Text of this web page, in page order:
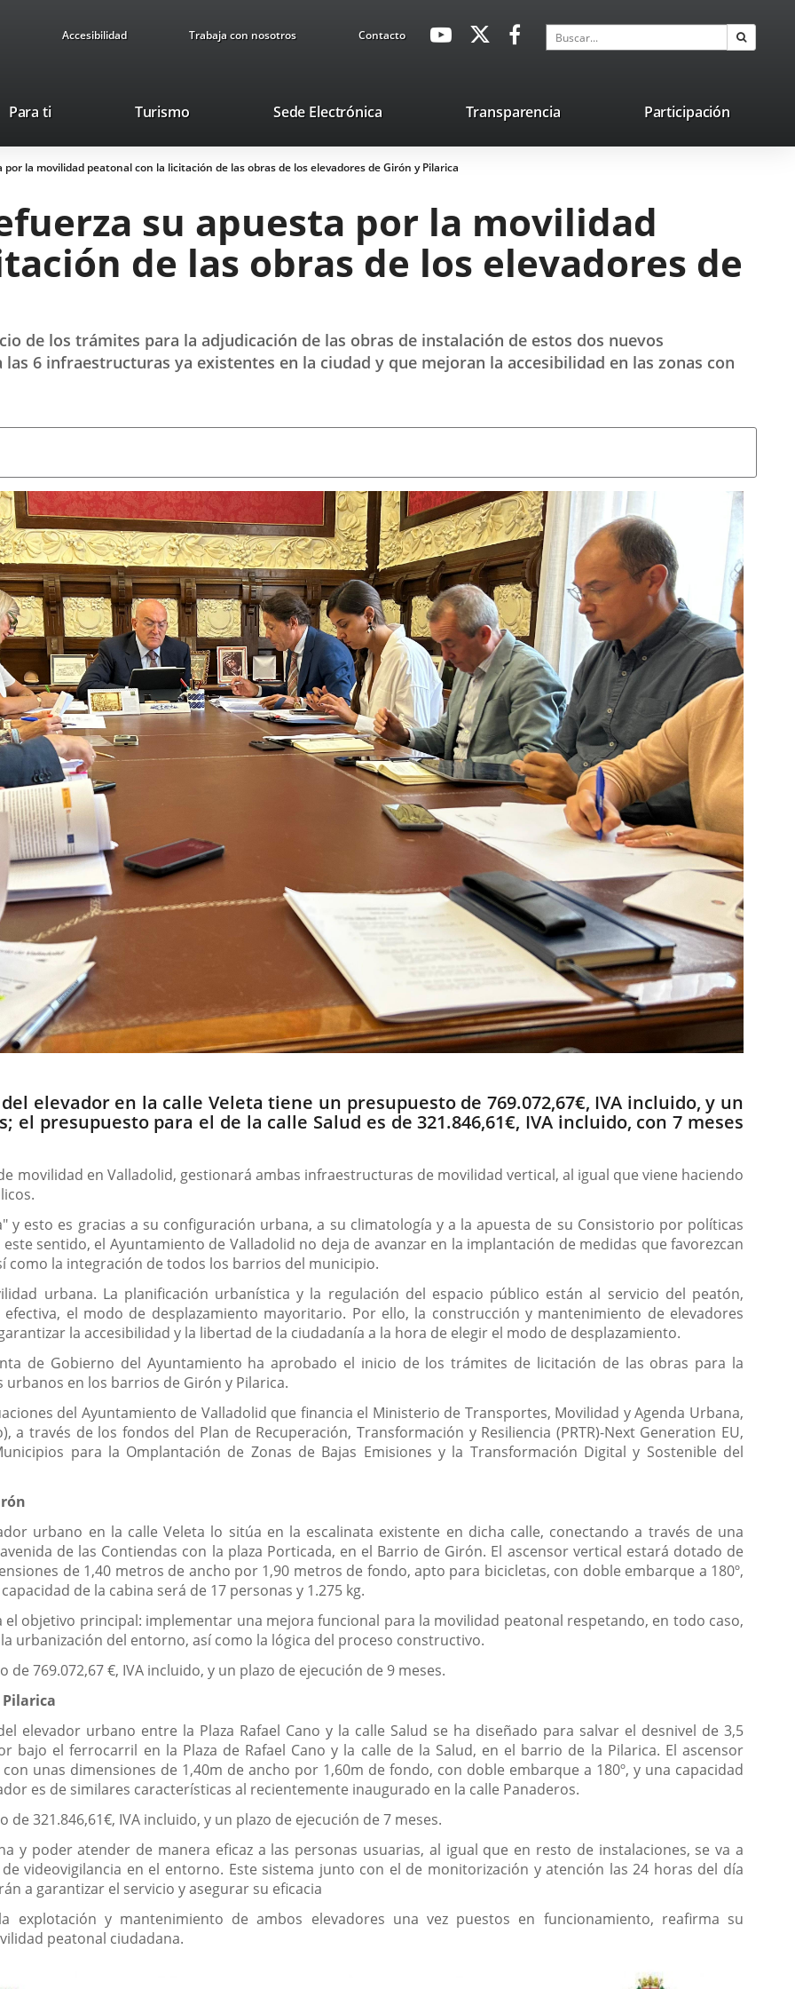
Accesibilidad Trabaja con nosotros ContactoavaHeaderSocial
Enlace
externa.
Enlace
aplicación
externa.
Enlace
aplicación
externa.
Buscar
Para ti TurismoEste
se
abrirá
ventana
nueva.
Sede ElectrónicaEnlace
una
aplicación
Transparencia Participación
la movilidad peatonal con la licitación de las obras de los elevadores de Girón y Pilarica
su apuesta por la movilidad
de las obras de los elevadores de
de los trámites para la adjudicación de las obras de instalación de estos dos nuevos
6 infraestructuras ya existentes en la ciudad y que mejoran la accesibilidad en las zonas con
elevador en la calle Veleta tiene un presupuesto de 769.072,67€, IVA incluido, y un
el presupuesto para el de la calle Salud es de 321.846,61€, IVA incluido, con 7 meses
movilidad en Valladolid, gestionará ambas infraestructuras de movilidad vertical, al igual que viene haciendo
y esto es gracias a su configuración urbana, a su climatología y a la apuesta de su Consistorio por políticas
sentido, el Ayuntamiento de Valladolid no deja de avanzar en la implantación de medidas que favorezcan
como la integración de todos los barrios del municipio.
urbana. La planificación urbanística y la regulación del espacio público están al servicio del peatón,
el modo de desplazamiento mayoritario. Por ello, la construcción y mantenimiento de elevadores
la accesibilidad y la libertad de la ciudadanía a la hora de elegir el modo de desplazamiento.
de Gobierno del Ayuntamiento ha aprobado el inicio de los trámites de licitación de las obras para la
en los barrios de Girón y Pilarica.
del Ayuntamiento de Valladolid que financia el Ministerio de Transportes, Movilidad y Agenda Urbana,
a través de los fondos del Plan de Recuperación, Transformación y Resiliencia (PRTR)-Next Generation EU,
para la Omplantación de Zonas de Bajas Emisiones y la Transformación Digital y Sostenible del
urbano en la calle Veleta lo sitúa en la escalinata existente en dicha calle, conectando a través de una
de las Contiendas con la plaza Porticada, en el Barrio de Girón. El ascensor vertical estará dotado de
de 1,40 metros de ancho por 1,90 metros de fondo, apto para bicicletas, con doble embarque a 180º,
de la cabina será de 17 personas y 1.275 kg.
el objetivo principal: implementar una mejora funcional para la movilidad peatonal respetando, en todo caso,
urbanización del entorno, así como la lógica del proceso constructivo.
769.072,67 €, IVA incluido, y un plazo de ejecución de 9 meses.
elevador urbano entre la Plaza Rafael Cano y la calle Salud se ha diseñado para salvar el desnivel de 3,5
bajo el ferrocarril en la Plaza de Rafael Cano y la calle de la Salud, en el barrio de la Pilarica. El ascensor
unas dimensiones de 1,40m de ancho por 1,60m de fondo, con doble embarque a 180º, y una capacidad
es de similares características al recientemente inaugurado en la calle Panaderos.
321.846,61€, IVA incluido, y un plazo de ejecución de 7 meses.
y poder atender de manera eficaz a las personas usuarias, al igual que en resto de instalaciones, se va a
videovigilancia en el entorno. Este sistema junto con el de monitorización y atención las 24 horas del día
a garantizar el servicio y asegurar su eficacia
explotación y mantenimiento de ambos elevadores una vez puestos en funcionamiento, reafirma su
peatonal ciudadana.